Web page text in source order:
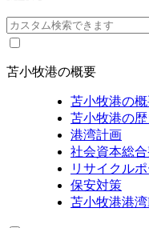
苫小牧港の概要
苫小牧港の
苫小牧港の歴
港湾計画
社会資本総
リサイクルポ
保安対策
苫小牧港港湾